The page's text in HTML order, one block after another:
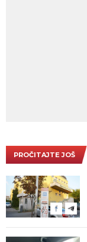
PROČITAJTE JOŠ